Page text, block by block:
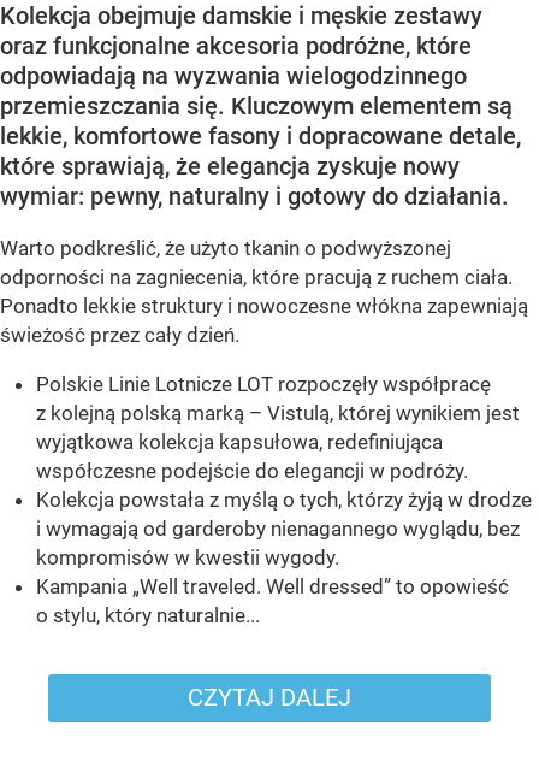
Kolekcja obejmuje damskie i męskie zestawy
oraz funkcjonalne akcesoria podróżne, które
odpowiadają na wyzwania wielogodzinnego
przemieszczania się. Kluczowym elementem są
lekkie, komfortowe fasony i dopracowane detale,
które sprawiają, że elegancja zyskuje nowy
wymiar: pewny, naturalny i gotowy do działania.
Warto podkreślić, że użyto tkanin o podwyższonej
odporności na zagniecenia, które pracują z ruchem ciała.
Ponadto lekkie struktury i nowoczesne włókna zapewniają
świeżość przez cały dzień.
Polskie Linie Lotnicze LOT rozpoczęły współpracę
z kolejną polską marką – Vistulą, której wynikiem jest
wyjątkowa kolekcja kapsułowa, redefiniująca
współczesne podejście do elegancji w podróży.
Kolekcja powstała z myślą o tych, którzy żyją w drodze
i wymagają od garderoby nienagannego wyglądu, bez
kompromisów w kwestii wygody.
Kampania „Well traveled. Well dressed” to opowieść
o stylu, który naturalnie...
CZYTAJ DALEJ